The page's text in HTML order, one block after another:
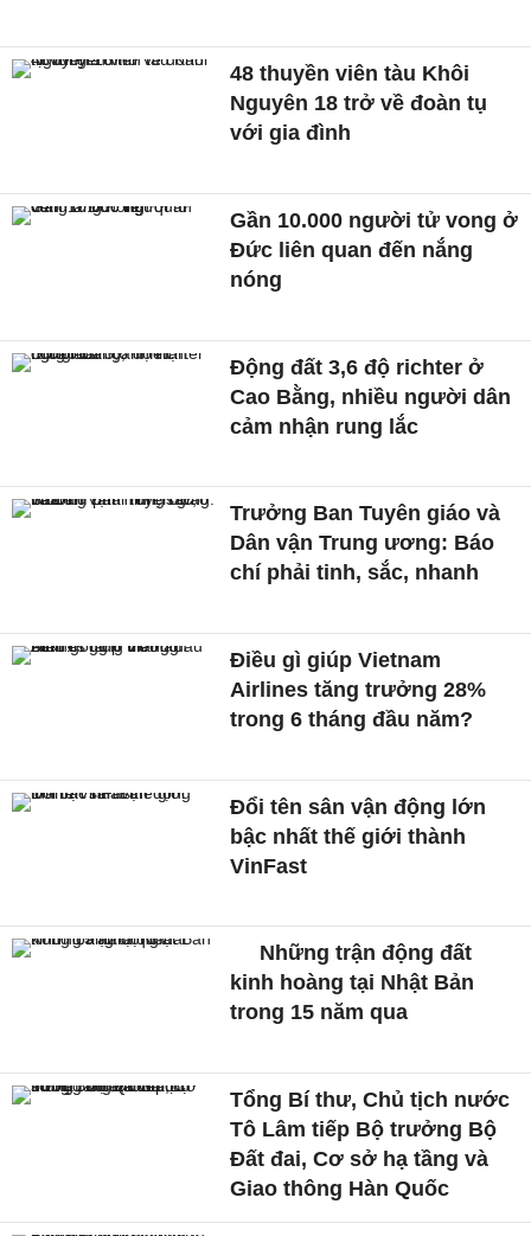
48 thuyền viên tàu Khôi
Nguyên 18 trở về đoàn tụ
với gia đình
Gần 10.000 người tử vong ở
Đức liên quan đến nắng
nóng
Động đất 3,6 độ richter ở
Cao Bằng, nhiều người dân
cảm nhận rung lắc
Trưởng Ban Tuyên giáo và
Dân vận Trung ương: Báo
chí phải tinh, sắc, nhanh
Điều gì giúp Vietnam
Airlines tăng trưởng 28%
trong 6 tháng đầu năm?
Đổi tên sân vận động lớn
bậc nhất thế giới thành
VinFast
Những trận động đất
kinh hoàng tại Nhật Bản
trong 15 năm qua
Tổng Bí thư, Chủ tịch nước
Tô Lâm tiếp Bộ trưởng Bộ
Đất đai, Cơ sở hạ tầng và
Giao thông Hàn Quốc